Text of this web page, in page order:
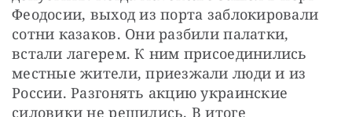
Феодосии, выход из порта заблокировали
сотни казаков. Они разбили палатки,
встали лагерем. К ним присоединились
местные жители, приезжали люди и из
России. Разгонять акцию украинские
силовики не решились. В итоге